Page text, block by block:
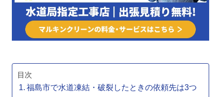
目次
福島市で水道凍結・破裂したときの依頼先は3つ